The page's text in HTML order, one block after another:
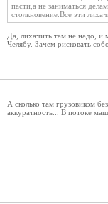
пасти,а не заниматься
столкновение.Все эти
Да, лихачить там не надо,
Челябу. Зачем рисковать
А сколько там грузовиком
аккуратность... В потоке